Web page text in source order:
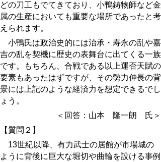
どの刀工もでてきており、小鴨鋳物師など金
属の生産においても重要な場所であったと考
えられます。
小鴨氏は政治史的には治承・寿永の乱や嘉
吉の乱を契機に歴史の表舞台に出てくる一族
です。もちろん、合戦である以上運否天賦の
要素もあったはずですが、その勢力伸長の背
景には上記のような経済力を想定できるでし
ょう。
＜回答：山本 隆一朗 氏＞
【質問２】
13世紀以降、有力武士の居館が市場城の
ように背後に巨大な堀切や曲輪を設ける事例